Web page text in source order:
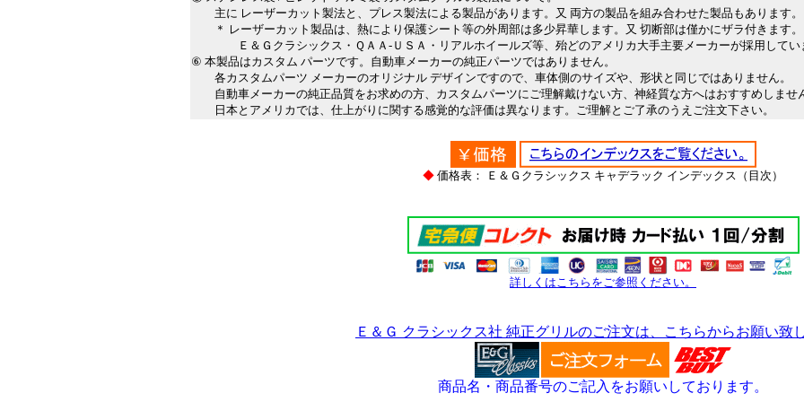
主に レーザーカット製法と、プレス製法による製品があります。又 両方の製品を組み合わせた製品もあります。
＊ レーザーカット製品は、熱により保護シート等の外周部は多少昇華します。又 切断部は僅かにザラ付きます。
Ｅ＆Ｇクラシックス・ＱＡＡ-ＵＳＡ・リアルホイールズ等、殆どのアメリカ大手主要メーカーが採用してい
⑥ 本製品はカスタム パーツです。自動車メーカーの純正パーツではありません。
各カスタムパーツ メーカーのオリジナル デザインですので、車体側のサイズや、形状と同じではありません。
自動車メーカーの純正品質をお求めの方、カスタムパーツにご理解戴けない方、神経質な方へはおすすめしませ
日本とアメリカでは、仕上がりに関する感覚的な評価は異なります。ご理解とご了承のうえご注文下さい。
◆ 価格表： Ｅ＆Ｇクラシックス キャデラック インデックス（目次）
詳しくはこちらをご参照ください。
Ｅ＆Ｇ クラシックス社 純正グリルのご注文は、こちらからお願い致
商品名・商品番号のご記入をお願いしております。